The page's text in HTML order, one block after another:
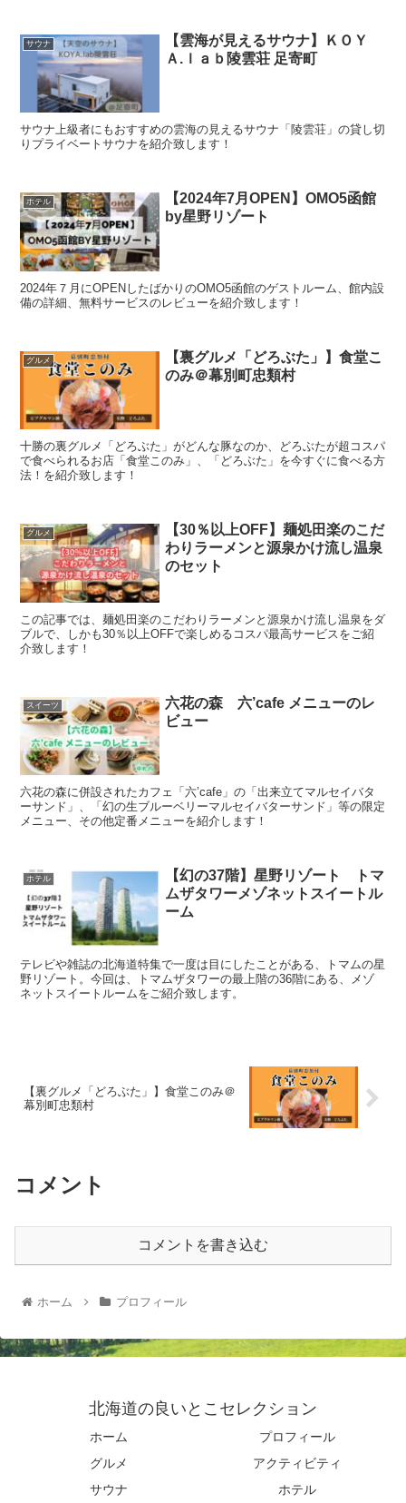
サウナ
【雲海が見えるサウナ】ＫＯＹ
Ａ.ｌａｂ陵雲荘 足寄町
サウナ上級者にもおすすめの雲海の見えるサウナ「陵雲荘」の貸し切
りプライベートサウナを紹介致します！
ホテル
【2024年7月OPEN】OMO5函館
by星野リゾート
2024年７月にOPENしたばかりのOMO5函館のゲストルーム、館内設
備の詳細、無料サービスのレビューを紹介致します！
グルメ
【裏グルメ「どろぶた」】食堂こ
のみ＠幕別町忠類村
十勝の裏グルメ「どろぶた」がどんな豚なのか、どろぶたが超コスパ
で食べられるお店「食堂このみ」、「どろぶた」を今すぐに食べる方
法！を紹介致します！
グルメ
【30％以上OFF】麺処田楽のこだ
わりラーメンと源泉かけ流し温泉
のセット
この記事では、麺処田楽のこだわりラーメンと源泉かけ流し温泉をダ
ブルで、しかも30％以上OFFで楽しめるコスパ最高サービスをご紹
介致します！
スイーツ
六花の森 六’cafe メニューのレ
ビュー
六花の森に併設されたカフェ「六’cafe」の「出来立てマルセイバタ
ーサンド」、「幻の生ブルーベリーマルセイバターサンド」等の限定
メニュー、その他定番メニューを紹介します！
ホテル
【幻の37階】星野リゾート トマ
ムザタワーメゾネットスイートル
ーム
テレビや雑誌の北海道特集で一度は目にしたことがある、トマムの星
野リゾート。今回は、トマムザタワーの最上階の36階にある、メゾ
ネットスイートルームをご紹介致します。
【裏グルメ「どろぶた」】食堂このみ＠
幕別町忠類村
コメント
コメントを書き込む
ホーム プロフィール
北海道の良いとこセレクション
ホーム
プロフィール
グルメ
アクティビティ
サウナ
ホテル